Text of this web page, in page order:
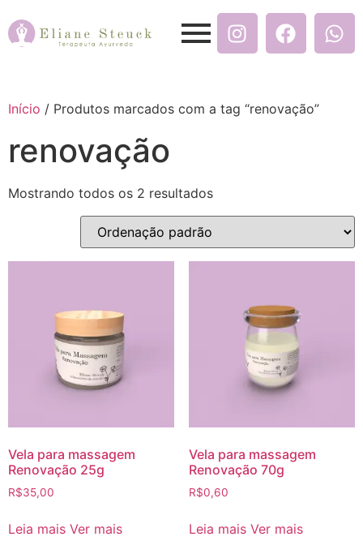
Início / Produtos marcados com a tag “renovação”
renovação
Mostrando todos os 2 resultados
Vela para massagem
Renovação 25g
R$35,00
Leia mais Ver mais
Vela para massagem
Renovação 70g
R$0,60
Leia mais Ver mais